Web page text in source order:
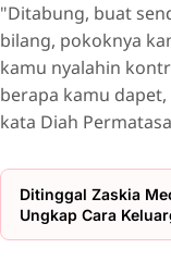
"Ditabung, buat
bilang, pokoknya
kamu nyalahin
berapa kamu
kata Diah
Ditinggal Zaskia
Ungkap Cara